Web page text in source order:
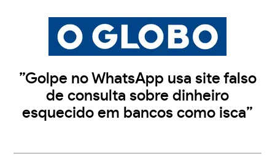
”Golpe no WhatsApp usa site falso
de consulta sobre dinheiro
esquecido em bancos como isca”